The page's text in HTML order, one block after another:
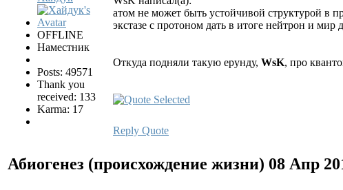
OFFLINE
Наместник
Posts: 49571
Thank you
received: 133
Karma: 17
атом не может быть устойчивой структурой в
экстазе с протоном дать в итоге нейтрон и мир
Откуда подняли такую ерунду, WsK, про
Reply Quote
Абиогенез (происхождение жизни) 08 Апр